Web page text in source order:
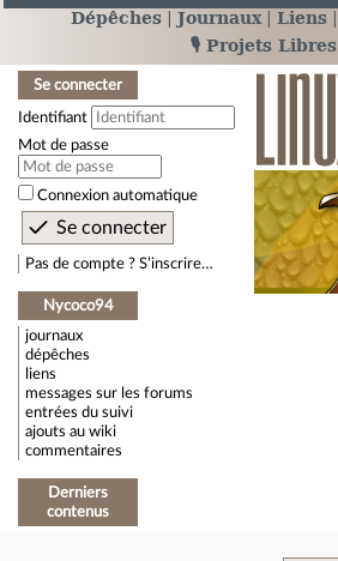
Dépêches Journaux Liens
🎙️ Projets Libres
Se connecter
Identifiant
Mot de passe
Connexion automatique
Pas de compte ? S’inscrire…
Nycoco94
journaux
dépêches
liens
messages sur les forums
entrées du suivi
ajouts au wiki
commentaires
Derniers
contenus